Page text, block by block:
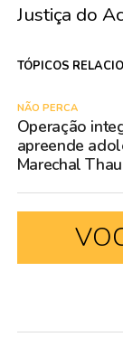
Justiça do
TÓPICOS
NÃO PERCA
Operação
apreende
Marechal